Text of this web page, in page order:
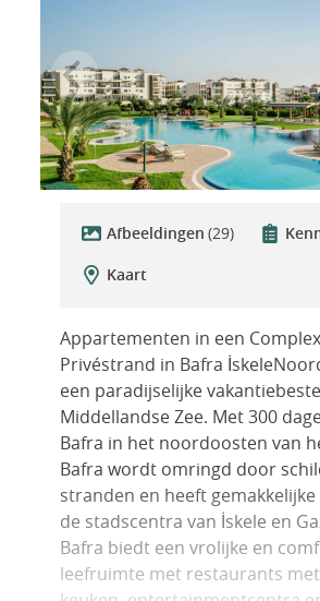
Afbeeldingen (29)
Kaart
Appartementen in een
Privéstrand in Bafra
een paradijselijke
Middellandse Zee. Met 300
Bafra in het noordoosten van
Bafra wordt omringd door
stranden en heeft
de stadscentra van İskele en
Bafra biedt een vrolijke en
leefruimte met restaurants